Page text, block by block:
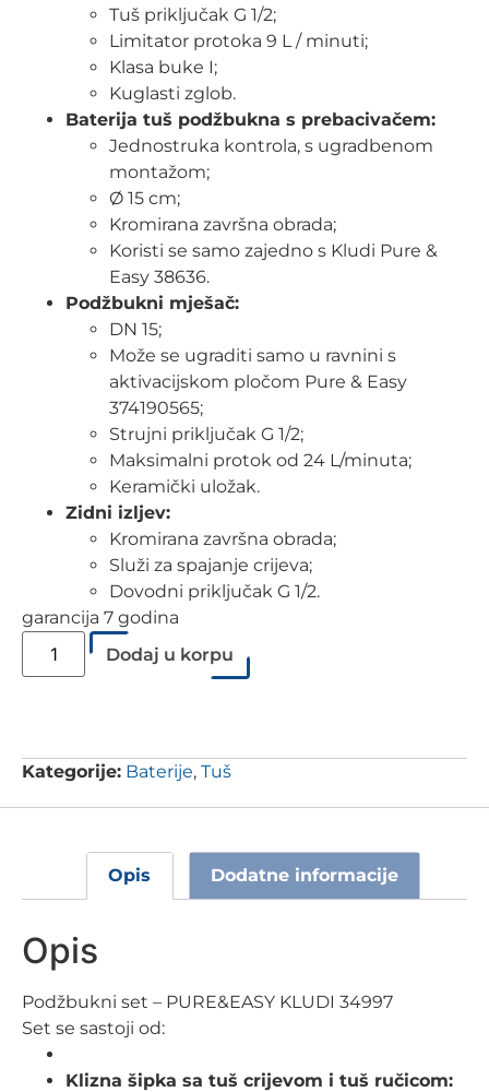
Tuš priključak G 1/2;
Limitator protoka 9 L / minuti;
Klasa buke I;
Kuglasti zglob.
Baterija tuš podžbukna s prebacivačem:
Jednostruka kontrola, s ugradbenom
montažom;
Ø 15 cm;
Kromirana završna obrada;
Koristi se samo zajedno s Kludi Pure &
Easy 38636.
Podžbukni mješač:
DN 15;
Može se ugraditi samo u ravnini s
aktivacijskom pločom Pure & Easy
374190565;
Strujni priključak G 1/2;
Maksimalni protok od 24 L/minuta;
Keramički uložak.
Zidni izljev:
Kromirana završna obrada;
Služi za spajanje crijeva;
Dovodni priključak G 1/2.
garancija 7 godina
Dodaj u korpu
Kategorije: Baterije, Tuš
Opis Dodatne informacije
Opis
Podžbukni set – PURE&EASY KLUDI 34997
Set se sastoji od:
Klizna šipka sa tuš crijevom i tuš ručicom: